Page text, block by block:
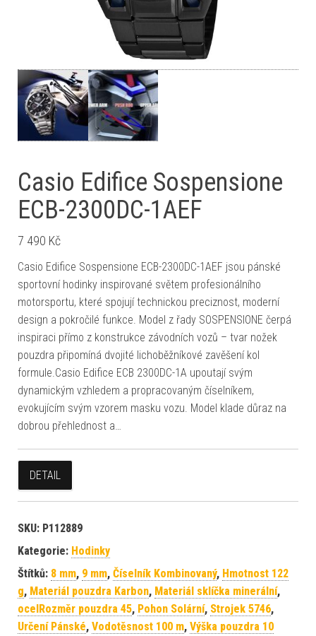
Casio Edifice Sospensione
ECB-2300DC-1AEF
7 490 Kč
Casio Edifice Sospensione ECB-2300DC-1AEF jsou pánské
sportovní hodinky inspirované světem profesionálního
motorsportu, které spojují technickou preciznost, moderní
design a pokročilé funkce. Model z řady SOSPENSIONE čerpá
inspiraci přímo z konstrukce závodních vozů – tvar nožek
pouzdra připomíná dvojité lichoběžníkové zavěšení kol
formule.Casio Edifice ECB 2300DC-1A upoutají svým
dynamickým vzhledem a propracovaným číselníkem,
evokujícím svým vzorem masku vozu. Model klade důraz na
dobrou přehlednost a…
DETAIL
SKU: P112889
Kategorie: Hodinky
Štítků: 8 mm, 9 mm, Číselník Kombinovaný, Hmotnost 122
g, Materiál pouzdra Karbon, Materiál sklíčka minerální,
ocelRozměr pouzdra 45, Pohon Solární, Strojek 5746,
Určení Pánské, Vodotěsnost 100 m, Výška pouzdra 10